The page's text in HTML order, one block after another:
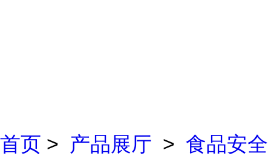
首页 > 产品展厅 > 食品安全